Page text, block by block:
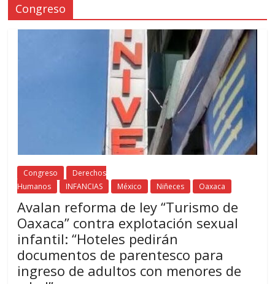
Congreso
Congreso
Derechos
Humanos
INFANCIAS México Niñeces Oaxaca
Avalan reforma de ley “Turismo de
Oaxaca” contra explotación sexual
infantil: “Hoteles pedirán
documentos de parentesco para
ingreso de adultos con menores de